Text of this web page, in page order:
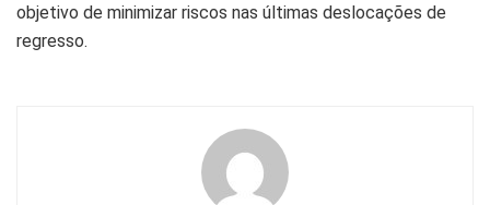
objetivo de minimizar riscos nas últimas deslocações de
regresso.